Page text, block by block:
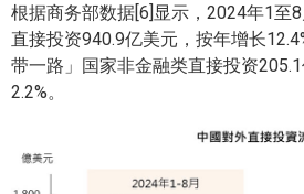
根据商务部数据[6]显示，2024年1至
直接投资940.9亿美元，按年增长
带一路」国家非金融类直接投资
2.2%。